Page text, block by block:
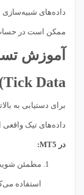
داده‌های
ممکن است در
Tick Data)
داده‌های تیک واقعی
در MT5:
استفاده